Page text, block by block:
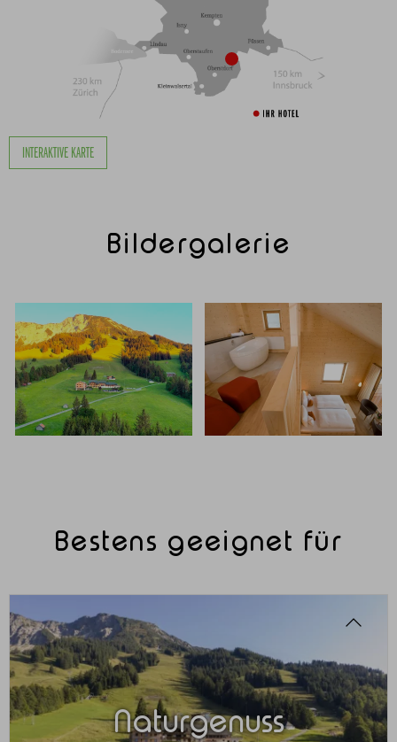
INTERAKTIVE KARTE
Bildergalerie
Bestens geeignet für
Naturgenuss